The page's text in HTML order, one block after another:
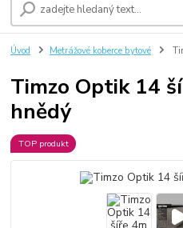
Úvod Metrážové koberce bytové
Timzo Optik 14
hnědý
TOP produkt